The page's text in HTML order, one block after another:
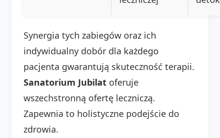
Synergia tych zabiegów oraz ich
indywidualny dobór dla każdego
pacjenta gwarantują skuteczność terapii.
Sanatorium Jubilat oferuje
wszechstronną ofertę leczniczą.
Zapewnia to holistyczne podejście do
zdrowia.